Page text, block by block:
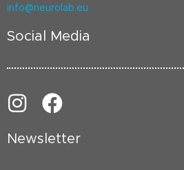
info@neurolab.eu
Social Media
Newsletter